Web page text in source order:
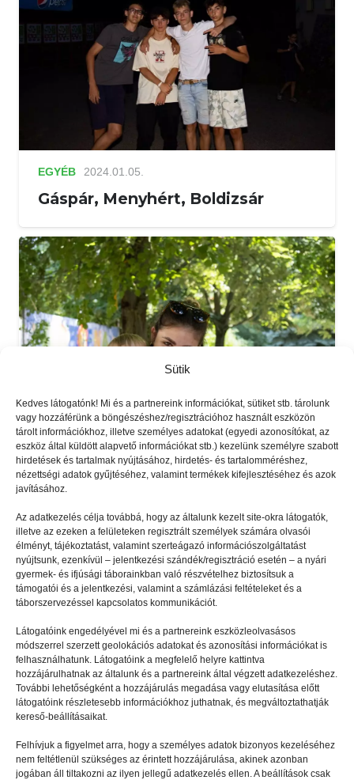
Sütik
Kedves látogatónk! Mi és a partnereink információkat, sütiket stb. tárolunk
vagy hozzáférünk a böngészéshez/regisztrációhoz használt eszközön
tárolt információkhoz, illetve személyes adatokat (egyedi azonosítókat, az
eszköz által küldött alapvető információkat stb.) kezelünk személyre szabott
hirdetések és tartalmak nyújtásához, hirdetés- és tartalomméréshez,
nézettségi adatok gyűjtéséhez, valamint termékek kifejlesztéséhez és azok
javításához.
Az adatkezelés célja továbbá, hogy az általunk kezelt site-okra látogatók,
illetve az ezeken a felületeken regisztrált személyek számára olvasói
élményt, tájékoztatást, valamint szerteágazó információszolgáltatást
nyújtsunk, ezenkívül – jelentkezési szándék/regisztráció esetén – a nyári
gyermek- és ifjúsági táborainkban való részvételhez biztosítsuk a
támogatói és a jelentkezési, valamint a számlázási feltételeket és a
táborszervezéssel kapcsolatos kommunikációt.
Látogatóink engedélyével mi és a partnereink eszközleolvasásos
módszerrel szerzett geolokációs adatokat és azonosítási információkat is
felhasználhatunk. Látogatóink a megfelelő helyre kattintva
hozzájárulhatnak az általunk és a partnereink által végzett adatkezeléshez.
További lehetőségként a hozzájárulás megadása vagy elutasítása előtt
látogatóink részletesebb információkhoz juthatnak, és megváltoztathatják
kereső-beállításaikat.
Felhívjuk a figyelmet arra, hogy a személyes adatok bizonyos kezeléséhez
nem feltétlenül szükséges az érintett hozzájárulása, akinek azonban
jogában áll tiltakozni az ilyen jellegű adatkezelés ellen. A beállítások csak
EGYÉB 2024.01.05.
Gáspár, Menyhért, Boldizsár
EGYÉB 2025.03.14.
PEOPLE TEAM: ahol az esti mese
is alap